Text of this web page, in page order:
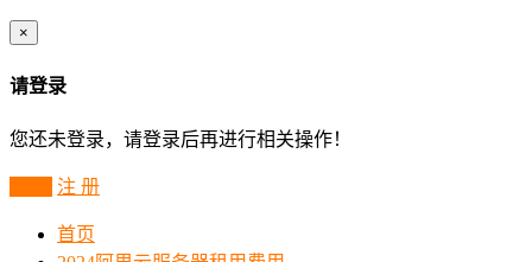
×
请登录
您还未登录，请登录后再进行相关操作！
注 册
首页